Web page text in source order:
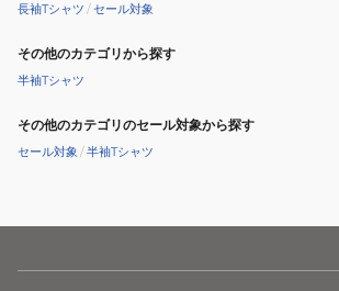
長袖Tシャツ /セール対象
その他のカテゴリから探す
半袖Tシャツ
その他のカテゴリのセール対象から探す
セール対象 /半袖Tシャツ